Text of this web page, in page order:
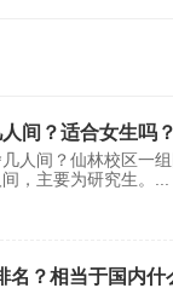
间？适合女生吗？
人间？仙林校区‌‌一
，主要为研究生。‌‌‌‌‌
名？相当于国内什